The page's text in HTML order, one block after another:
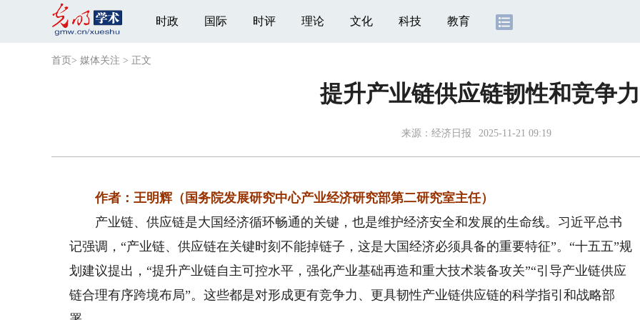
时政 国际 时评 理论 文化 科技 教育
首页 > 媒体关注 > 正文
提升产业链供应链韧性和竞争力
来源： 经济日报 2025-11-21 09:19
作者：王明辉（国务院发展研究中心产业经济研究部第二研究室主任）
产业链、供应链是大国经济循环畅通的关键，也是维护经济安全和发展的生命线。习近平总书
记强调，“产业链、供应链在关键时刻不能掉链子，这是大国经济必须具备的重要特征”。“十五五”规
划建议提出，“提升产业链自主可控水平，强化产业基础再造和重大技术装备攻关”“引导产业链供应
链合理有序跨境布局”。这些都是对形成更有竞争力、更具韧性产业链供应链的科学指引和战略部